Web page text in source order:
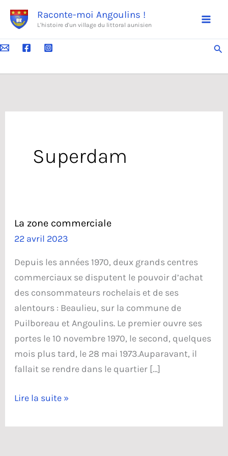
Aller
contenu
Raconte-moi Angoulins !
L'histoire d'un village du littoral aunisien
Superdam
La zone commerciale
22 avril 2023
Depuis les années 1970, deux grands centres
commerciaux se disputent le pouvoir d’achat
des consommateurs rochelais et de ses
alentours : Beaulieu, sur la commune de
Puilboreau et Angoulins. Le premier ouvre ses
portes le 10 novembre 1970, le second, quelques
mois plus tard, le 28 mai 1973.Auparavant, il
fallait se rendre dans le quartier […]
La
commerciale
Lire la suite »